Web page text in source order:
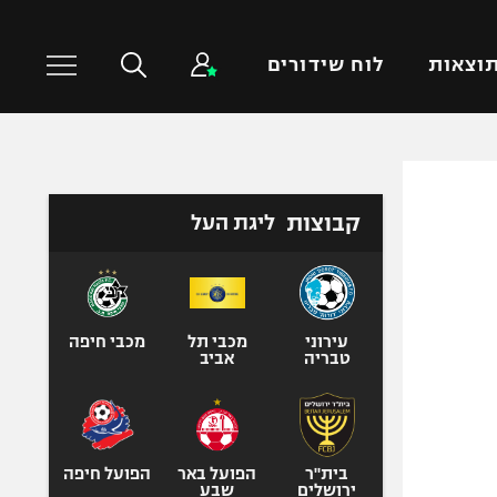
תוצאות לוח שידורים
טניס
כדורעף
ספורט אולימפי
קבוצות ליגת העל
עירוני
טבריה
מכבי תל
אביב
מכבי חיפה
בית"ר
ירושלים
הפועל באר
שבע
הפועל חיפה